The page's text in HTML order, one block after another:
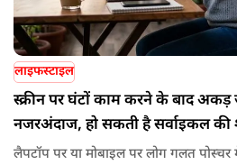
लाइफस्टाइल
स्क्रीन पर घंटों काम करने के बाद अकड़
नजरअंदाज, हो सकती है सर्वाइकल
लैपटॉप पर या मोबाइल पर लोग गलत पोस्चर